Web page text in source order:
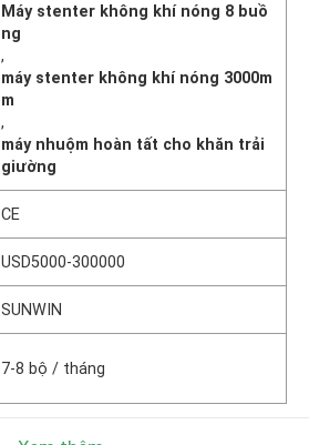
Máy stenter không khí nóng 8 buồ
ng
,
máy stenter không khí nóng 3000m
m
,
máy nhuộm hoàn tất cho khăn trải
giường
CE
USD5000-300000
SUNWIN
7-8 bộ / tháng